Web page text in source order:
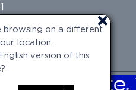
on a different
location.
version of this